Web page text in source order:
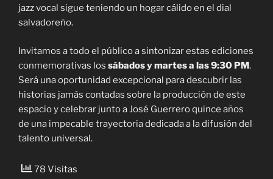
jazz vocal sigue teniendo un hogar cálido en el dial
salvadoreño.
Invitamos a todo el público a sintonizar estas ediciones
conmemorativas los sábados y martes a las 9:30 PM.
Será una oportunidad excepcional para descubrir las
historias jamás contadas sobre la producción de este
espacio y celebrar junto a José Guerrero quince años
de una impecable trayectoria dedicada a la difusión del
talento universal.
78 Visitas